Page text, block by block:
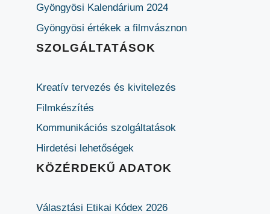
Gyöngyösi Kalendárium 2024
Gyöngyösi értékek a filmvásznon
SZOLGÁLTATÁSOK
Kreatív tervezés és kivitelezés
Filmkészítés
Kommunikációs szolgáltatások
Hirdetési lehetőségek
KÖZÉRDEKŰ ADATOK
Választási Etikai Kódex 2026